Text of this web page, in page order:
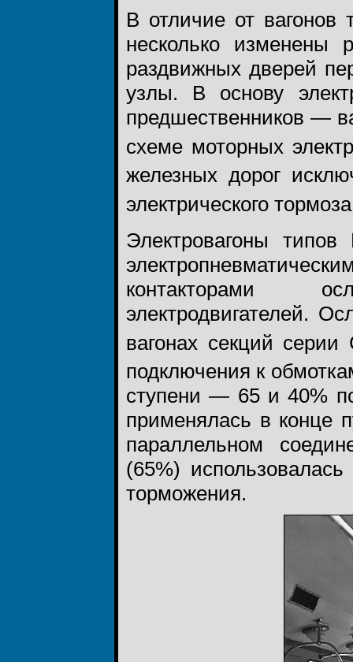
В отличие от
несколько изменены
раздвижных дверей
узлы. В основу
предшественников —
схеме моторных
железных дорог
электрического
Электровагоны
контакторами
электродвигателей.
вагонах секций серии
подключения к
ступени — 65 и 40%
применялась в конце
параллельном
(65%)
торможения.